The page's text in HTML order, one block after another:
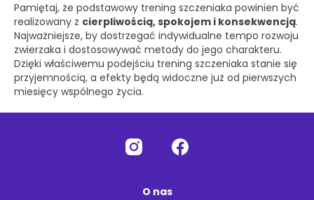
Pamiętaj, że podstawowy trening szczeniaka powinien być
realizowany z cierpliwością, spokojem i konsekwencją.
Najważniejsze, by dostrzegać indywidualne tempo rozwoju
zwierzaka i dostosowywać metody do jego charakteru.
Dzięki właściwemu podejściu trening szczeniaka stanie się
przyjemnością, a efekty będą widoczne już od pierwszych
miesięcy wspólnego życia.
O nas